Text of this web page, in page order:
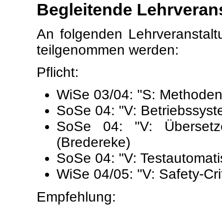
Begleitende
An folgenden
teilgenommen werden:
Pflicht:
WiSe 03/04: "S:
SoSe 04: "V:
SoSe 04: "V:
(Bredereke)
SoSe 04: "V:
WiSe 04/05: "V: Safety-
Empfehlung: